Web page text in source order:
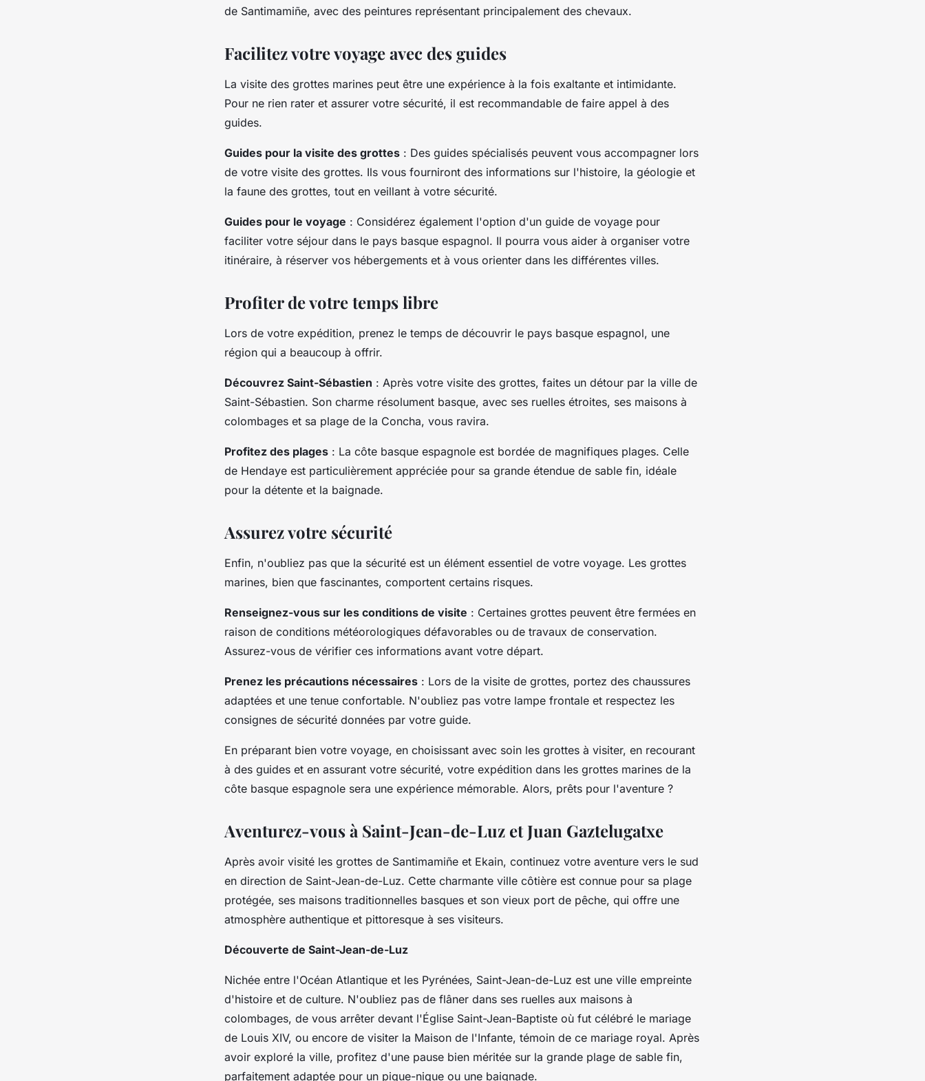
de Santimamiñe, avec des peintures représentant principalement des chevaux.
Facilitez votre voyage avec des guides
La visite des grottes marines peut être une expérience à la fois exaltante et intimidante.
Pour ne rien rater et assurer votre sécurité, il est recommandable de faire appel à des
guides.
Guides pour la visite des grottes : Des guides spécialisés peuvent vous accompagner lors
de votre visite des grottes. Ils vous fourniront des informations sur l'histoire, la géologie et
la faune des grottes, tout en veillant à votre sécurité.
Guides pour le voyage : Considérez également l'option d'un guide de voyage pour
faciliter votre séjour dans le pays basque espagnol. Il pourra vous aider à organiser votre
itinéraire, à réserver vos hébergements et à vous orienter dans les différentes villes.
Profiter de votre temps libre
Lors de votre expédition, prenez le temps de découvrir le pays basque espagnol, une
région qui a beaucoup à offrir.
Découvrez Saint-Sébastien : Après votre visite des grottes, faites un détour par la ville de
Saint-Sébastien. Son charme résolument basque, avec ses ruelles étroites, ses maisons à
colombages et sa plage de la Concha, vous ravira.
Profitez des plages : La côte basque espagnole est bordée de magnifiques plages. Celle
de Hendaye est particulièrement appréciée pour sa grande étendue de sable fin, idéale
pour la détente et la baignade.
Assurez votre sécurité
Enfin, n'oubliez pas que la sécurité est un élément essentiel de votre voyage. Les grottes
marines, bien que fascinantes, comportent certains risques.
Renseignez-vous sur les conditions de visite : Certaines grottes peuvent être fermées en
raison de conditions météorologiques défavorables ou de travaux de conservation.
Assurez-vous de vérifier ces informations avant votre départ.
Prenez les précautions nécessaires : Lors de la visite de grottes, portez des chaussures
adaptées et une tenue confortable. N'oubliez pas votre lampe frontale et respectez les
consignes de sécurité données par votre guide.
En préparant bien votre voyage, en choisissant avec soin les grottes à visiter, en recourant
à des guides et en assurant votre sécurité, votre expédition dans les grottes marines de la
côte basque espagnole sera une expérience mémorable. Alors, prêts pour l'aventure ?
Aventurez-vous à Saint-Jean-de-Luz et Juan Gaztelugatxe
Après avoir visité les grottes de Santimamiñe et Ekain, continuez votre aventure vers le sud
en direction de Saint-Jean-de-Luz. Cette charmante ville côtière est connue pour sa plage
protégée, ses maisons traditionnelles basques et son vieux port de pêche, qui offre une
atmosphère authentique et pittoresque à ses visiteurs.
Découverte de Saint-Jean-de-Luz
Nichée entre l'Océan Atlantique et les Pyrénées, Saint-Jean-de-Luz est une ville empreinte
d'histoire et de culture. N'oubliez pas de flâner dans ses ruelles aux maisons à
colombages, de vous arrêter devant l'Église Saint-Jean-Baptiste où fut célébré le mariage
de Louis XIV, ou encore de visiter la Maison de l'Infante, témoin de ce mariage royal. Après
avoir exploré la ville, profitez d'une pause bien méritée sur la grande plage de sable fin,
parfaitement adaptée pour un pique-nique ou une baignade.